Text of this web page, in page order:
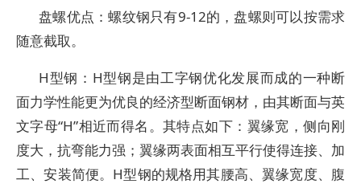
盘螺优点：螺纹钢只有9-12的，盘螺则可以按需求
随意截取。
H型钢：H型钢是由工字钢优化发展而成的一种断
面力学性能更为优良的经济型断面钢材，由其断面与英
文字母“H”相近而得名。其特点如下：翼缘宽，侧向刚
度大，抗弯能力强；翼缘两表面相互平行使得连接、加
工、安装简便。H型钢的规格用其腰高、翼缘宽度、腹